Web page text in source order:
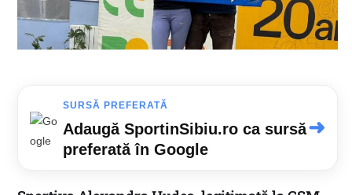
SURSĂ PREFERATĂ
Adaugă SportinSibiu.ro ca sursă
preferată în Google
➜